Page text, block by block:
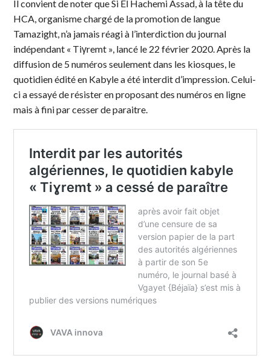
Il convient de noter que Si El Hachemi Assad, à la tête du
HCA, organisme chargé de la promotion de langue
Tamazight, n’a jamais réagi à l’interdiction du journal
indépendant « Tiγremt », lancé le 22 février 2020. Après la
diffusion de 5 numéros seulement dans les kiosques, le
quotidien édité en Kabyle a été interdit d’impression. Celui-
ci a essayé de résister en proposant des numéros en ligne
mais à fini par cesser de paraitre.